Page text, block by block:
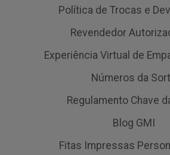
Política de Trocas e
Revendedor
Experiência Virtual de
Números da
Regulamento Chave
Blog GMI
Fitas Impressas